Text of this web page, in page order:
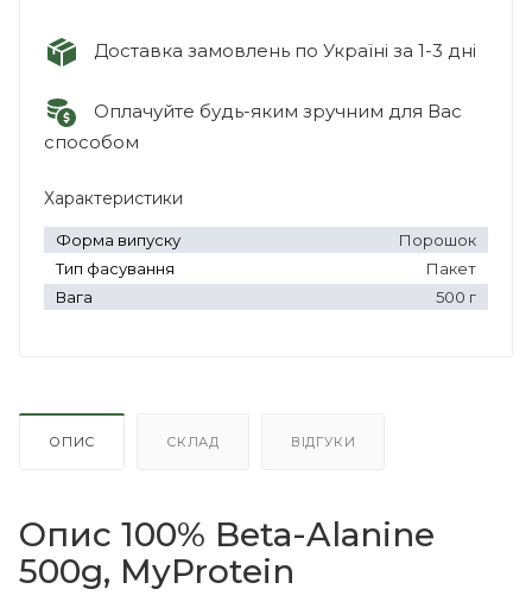
Доставка замовлень по Україні за 1-3 дні
Оплачуйте будь-яким зручним для Вас
способом
Характеристики
Форма випуску
Порошок
Тип фасування
Пакет
Вага
500 г
ОПИС СКЛАД ВІДГУКИ
Опис 100% Beta-Alanine
500g, MyProtein